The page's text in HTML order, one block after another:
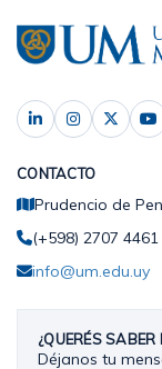
CONTACTO
Prudencio de
(+598) 2707 4461
info@um.edu.uy
¿QUERÉS SABER
Déjanos tu